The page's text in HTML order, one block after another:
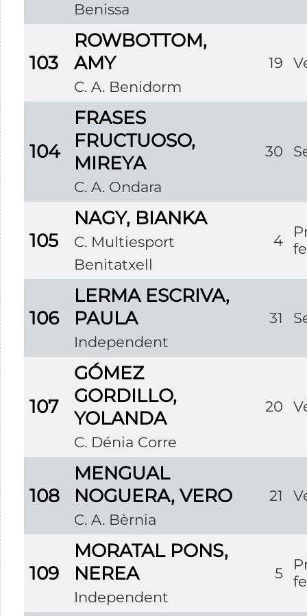
Benissa
103
ROWBOTTOM,
AMY
C. A. Benidorm
19
104
FRASES
FRUCTUOSO,
MIREYA
C. A. Ondara
30
105
NAGY, BIANKA
C. Multiesport
Benitatxell
4
106
LERMA ESCRIVA,
PAULA
Independent
31
107
GÓMEZ
GORDILLO,
YOLANDA
C. Dénia Corre
20
108
MENGUAL
NOGUERA, VERO
C. A. Bèrnia
21
109
MORATAL PONS,
NEREA
Independent
5